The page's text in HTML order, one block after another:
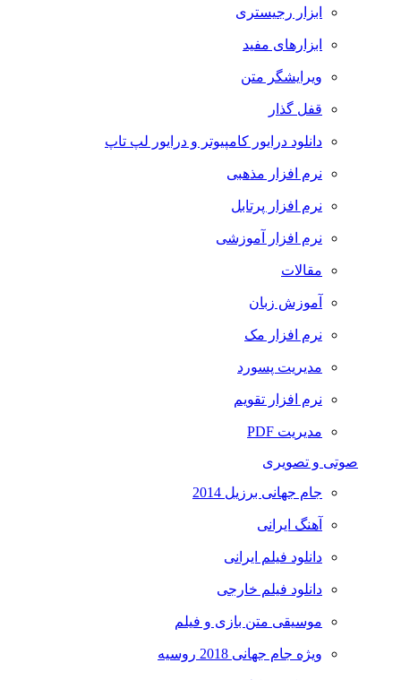
ابزار رجیستری
ابزارهای مفید
ویرایشگر متن
قفل گذار
دانلود درایور کامپیوتر و درایور لپ تاپ
نرم افزار مذهبی
نرم افزار پرتابل
نرم افزار آموزشی
مقالات
آموزش زبان
نرم افزار مک
مدیریت پسورد
نرم افزار تقویم
مدیریت PDF
صوتی و تصویری
جام جهانی برزیل 2014
آهنگ ایرانی
دانلود فیلم ایرانی
دانلود فیلم خارجی
موسیقی متن بازی و فیلم
ویژه جام جهانی 2018 روسیه